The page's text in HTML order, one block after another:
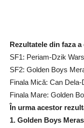
Rezultatele din faza
SF1: Periam-Dzik
SF2: Golden Boys
Finala Mică: Can
Finala Mare: Golden
În urma acestor
1. Golden Boys